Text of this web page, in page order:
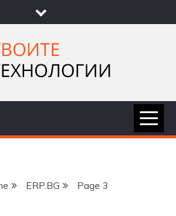
ERP.BG Page 3